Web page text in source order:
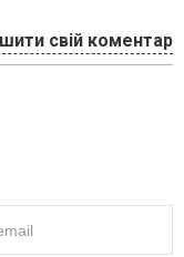
свій коментар